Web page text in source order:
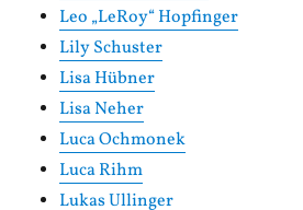
Leo „LeRoy“ Hopfinger
Lily Schuster
Lisa Hübner
Lisa Neher
Luca Ochmonek
Luca Rihm
Lukas Ullinger